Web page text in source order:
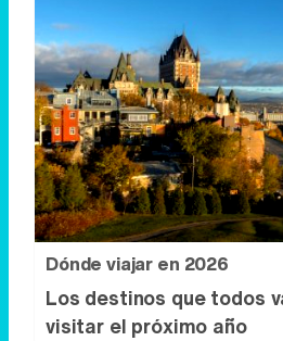
Dónde viajar en 2026
Los destinos que todos
visitar el próximo año